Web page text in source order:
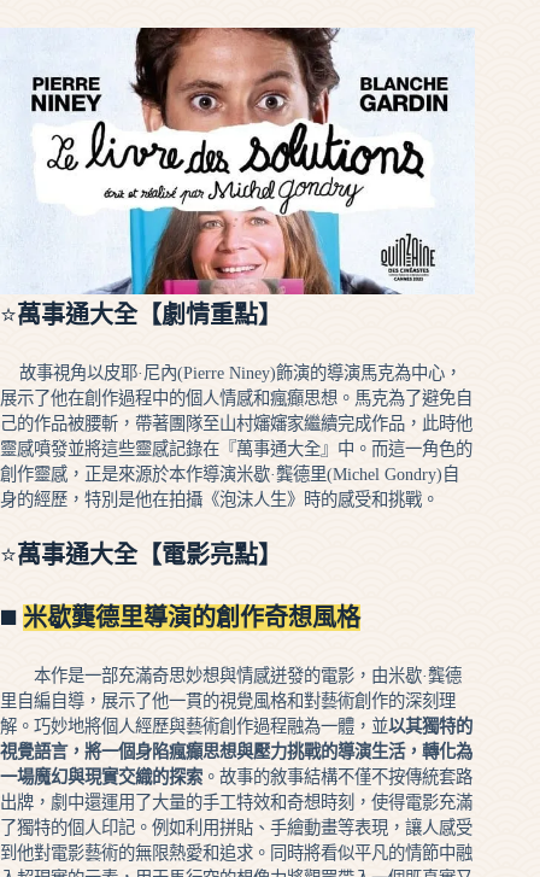
⭐萬事通大全【劇情重點】
故事視角以皮耶·尼內(Pierre Niney)飾演的導演馬克為中心，
展示了他在創作過程中的個人情感和瘋癲思想。馬克為了避免自
己的作品被腰斬，帶著團隊至山村嬸嬸家繼續完成作品，此時他
靈感噴發並將這些靈感記錄在『萬事通大全』中。而這一角色的
創作靈感，正是來源於本作導演米歇·龔德里(Michel Gondry)自
身的經歷，特別是他在拍攝《泡沫人生》時的感受和挑戰。
⭐萬事通大全【電影亮點】
◼️ 米歇龔德里導演的創作奇想風格
本作是一部充滿奇思妙想與情感迸發的電影，由米歇·龔德
里自編自導，展示了他一貫的視覺風格和對藝術創作的深刻理
解。巧妙地將個人經歷與藝術創作過程融為一體，並以其獨特的
視覺語言，將一個身陷瘋癲思想與壓力挑戰的導演生活，轉化為
一場魔幻與現實交織的探索 。故事的敘事結構不僅不按傳統套路
出牌，劇中還運用了大量的手工特效和奇想時刻，使得電影充滿
了獨特的個人印記。例如利用拼貼、手繪動畫等表現，讓人感受
到他對電影藝術的無限熱愛和追求。同時將看似平凡的情節中融